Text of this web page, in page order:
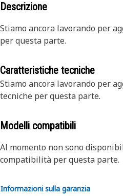
Descrizione
Stiamo ancora lavorando per
per questa parte.
Caratteristiche tecniche
Stiamo ancora lavorando per
tecniche per questa parte.
Modelli compatibili
Al momento non sono
compatibilità per questa parte.
Informazioni sulla garanzia